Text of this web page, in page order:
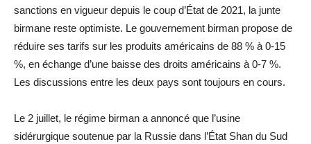
sanctions en vigueur depuis le coup d’État de 2021, la junte
birmane reste optimiste. Le gouvernement birman propose de
réduire ses tarifs sur les produits américains de 88 % à 0-15
%, en échange d’une baisse des droits américains à 0-7 %.
Les discussions entre les deux pays sont toujours en cours.
Le 2 juillet, le régime birman a annoncé que l’usine
sidérurgique soutenue par la Russie dans l’État Shan du Sud